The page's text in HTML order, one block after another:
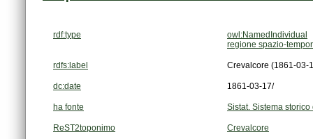
rdf:type
owl:NamedIndividual
regione spazio-
rdfs:label Crevalcore (1861-03-
dc:date 1861-03-17/
ha fonte Sistat. Sistema
ReST2toponimo Crevalcore